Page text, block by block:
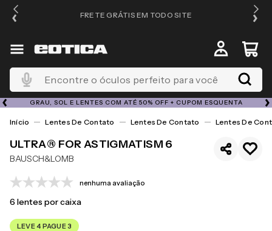
FRETE GRÁTIS EM TODO SITE
Encontre o óculos perfeito para você
GRAU, SOL E LENTES COM ATÉ 50% OFF + CUPOM ESQUENTA
Lentes De Contato Lentes De Contato Lentes De
ULTRA® FOR ASTIGMATISM 6
BAUSCH&LOMB
nenhuma avaliação
6 lentes por caixa
LEVE 4 PAGUE 3